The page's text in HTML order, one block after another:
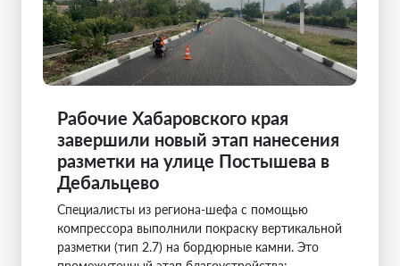
Рабочие Хабаровского края
завершили новый этап нанесения
разметки на улице Постышева в
Дебальцево
Специалисты из региона-шефа с помощью
компрессора выполнили покраску вертикальной
разметки (тип 2.7) на бордюрные камни. Это